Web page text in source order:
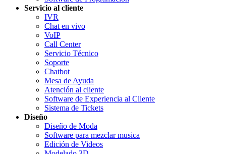
Servicio al cliente
IVR
Chat en vivo
VoIP
Call Center
Servicio Técnico
Soporte
Chatbot
Mesa de Ayuda
Atención al cliente
Software de Experiencia al Cliente
Sistema de Tickets
Diseño
Diseño de Moda
Software para mezclar musica
Edición de Videos